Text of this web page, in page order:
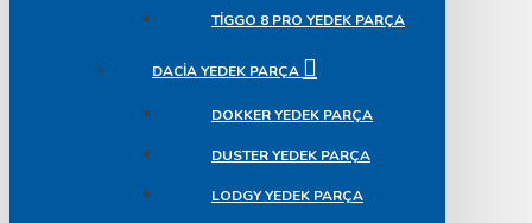
TIGGO 8 PRO YEDEK PARÇA
DACIA YEDEK PARÇA
DOKKER YEDEK PARÇA
DUSTER YEDEK PARÇA
LODGY YEDEK PARÇA